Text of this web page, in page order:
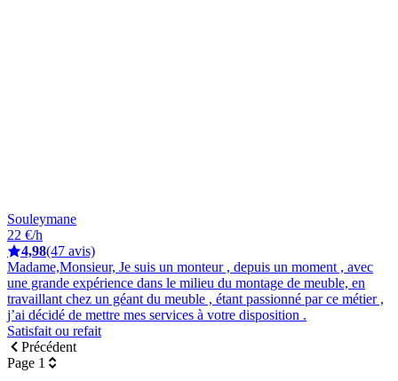
Souleymane
22 €/h
4,98(47 avis)
Madame,Monsieur, Je suis un monteur , depuis un moment , avec
une grande expérience dans le milieu du montage de meuble, en
travaillant chez un géant du meuble , étant passionné par ce métier ,
j’ai décidé de mettre mes services à votre disposition .
Satisfait ou refait
Précédent
Page 1